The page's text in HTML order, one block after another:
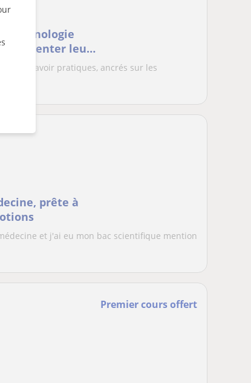
leurs
des études
des savoir pratiques, ancrés sur les
prête à
et j'ai eu mon bac scientifique mention
Premier cours offert